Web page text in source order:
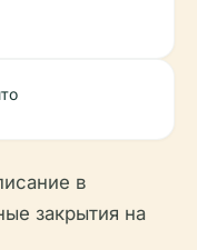
в
закрытия на